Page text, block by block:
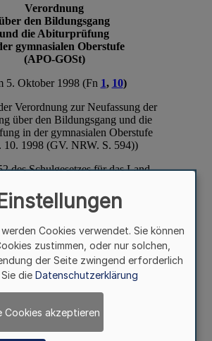
Cookies verwendet. Sie können
zustimmen, oder nur solchen,
der Seite zwingend erforderlich
die Datenschutzerklärung
Cookies akzeptieren